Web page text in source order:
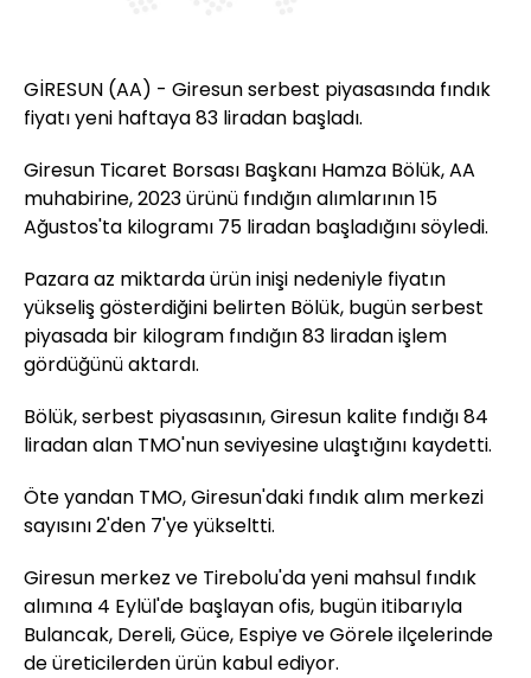
GİRESUN (AA) - Giresun serbest piyasasında fındık
fiyatı yeni haftaya 83 liradan başladı.
Giresun Ticaret Borsası Başkanı Hamza Bölük, AA
muhabirine, 2023 ürünü fındığın alımlarının 15
Ağustos'ta kilogramı 75 liradan başladığını söyledi.
Pazara az miktarda ürün inişi nedeniyle fiyatın
yükseliş gösterdiğini belirten Bölük, bugün serbest
piyasada bir kilogram fındığın 83 liradan işlem
gördüğünü aktardı.
Bölük, serbest piyasasının, Giresun kalite fındığı 84
liradan alan TMO'nun seviyesine ulaştığını kaydetti.
Öte yandan TMO, Giresun'daki fındık alım merkezi
sayısını 2'den 7'ye yükseltti.
Giresun merkez ve Tirebolu'da yeni mahsul fındık
alımına 4 Eylül'de başlayan ofis, bugün itibarıyla
Bulancak, Dereli, Güce, Espiye ve Görele ilçelerinde
de üreticilerden ürün kabul ediyor.